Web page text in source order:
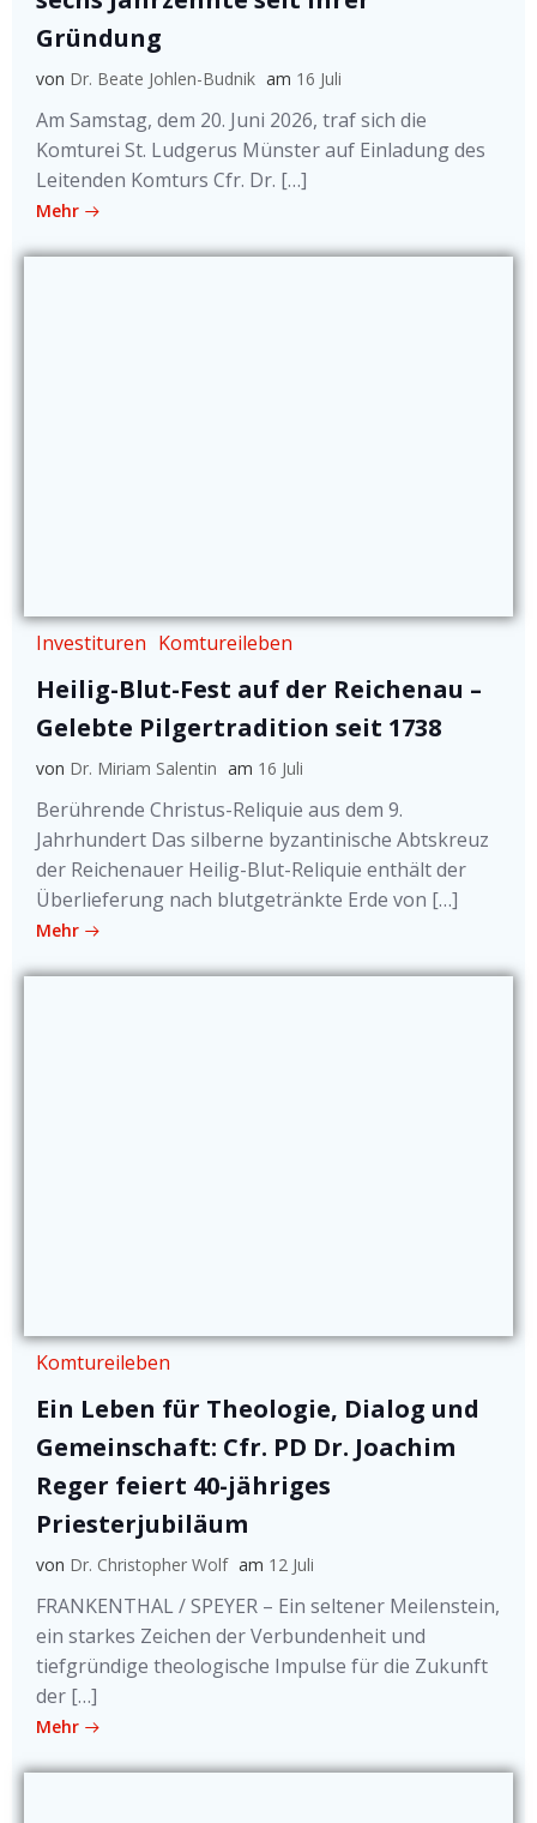
Gründung
von Dr. Beate Johlen-Budnik am 16 Juli
Am Samstag, dem 20. Juni 2026, traf sich die
Komturei St. Ludgerus Münster auf Einladung des
Leitenden Komturs Cfr. Dr. […]
Mehr
Investituren Komtureileben
Heilig-Blut-Fest auf der Reichenau –
Gelebte Pilgertradition seit 1738
von Dr. Miriam Salentin am 16 Juli
Berührende Christus-Reliquie aus dem 9.
Jahrhundert Das silberne byzantinische Abtskreuz
der Reichenauer Heilig-Blut-Reliquie enthält der
Überlieferung nach blutgetränkte Erde von […]
Mehr
Komtureileben
Ein Leben für Theologie, Dialog und
Gemeinschaft: Cfr. PD Dr. Joachim
Reger feiert 40-jähriges
Priesterjubiläum
von Dr. Christopher Wolf am 12 Juli
FRANKENTHAL / SPEYER – Ein seltener Meilenstein,
ein starkes Zeichen der Verbundenheit und
tiefgründige theologische Impulse für die Zukunft
der […]
Mehr